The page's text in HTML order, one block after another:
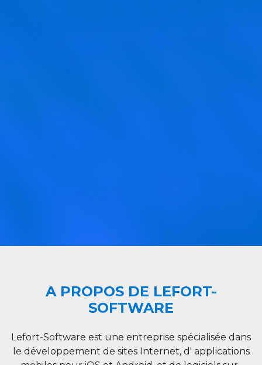
A PROPOS DE LEFORT-
SOFTWARE
Lefort-Software est une entreprise spécialisée dans
le développement de sites Internet, d' applications